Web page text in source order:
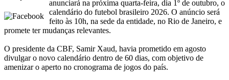
anunciará na próxima quarta-feira, dia 1º de outubro, o
calendário do futebol brasileiro 2026. O anúncio será
feito às 10h, na sede da entidade, no Rio de Janeiro, e
promete ter mudanças relevantes.
O presidente da CBF, Samir Xaud, havia prometido em agosto
divulgar o novo calendário dentro de 60 dias, com objetivo de
amenizar o aperto no cronograma de jogos do país.